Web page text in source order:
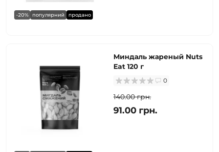
-20% популярний продано
Миндаль жареный Nuts
Eat 120 г
0
140.00 грн.
91.00 грн.